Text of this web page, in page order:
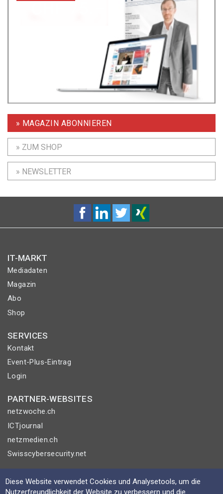
» MAGAZIN ABONNIEREN
» ZUM SHOP
» NEWSLETTER
IT-MARKT
Mediadaten
Magazin
Abo
Shop
SERVICES
Kontakt
Event-Plus-Eintrag
Login
PARTNER-WEBSITES
netzwoche.ch
ICTjournal
netzmedien.ch
Swisscybersecurity.net
© NETZMEDIEN AG 2026
Impressum
Diese Website verwendet Cookies und Analysetools, um die
Nutzerfreundlichkeit der Website zu verbessern und die